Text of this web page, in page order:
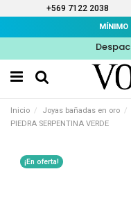
+569 7122 2038
MÍNIMO
Inicio Joyas bañadas en oro
PIEDRA SERPENTINA VERDE
¡En oferta!